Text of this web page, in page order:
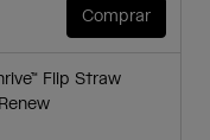
Comprar
Flip Straw